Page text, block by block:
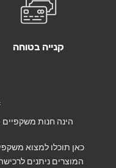
קנייה בטוחה
הינה חנות משקפיים
כאן תוכלו למצוא
המוצרים ניתנים